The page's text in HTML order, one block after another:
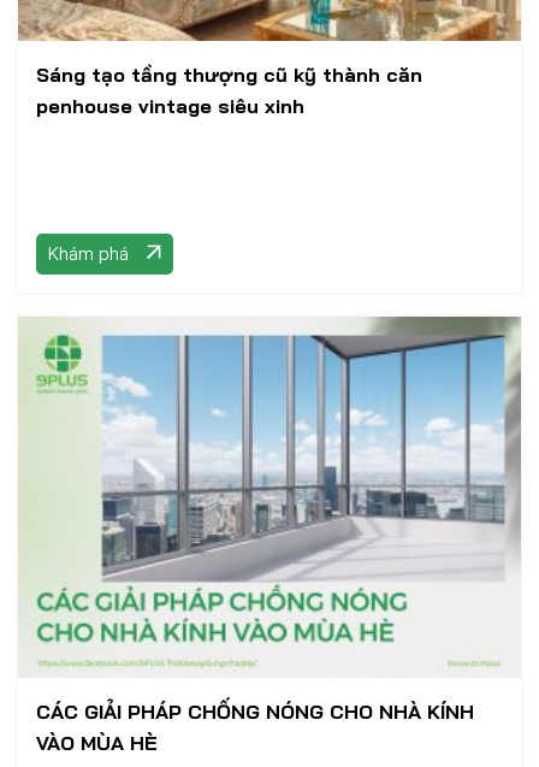
Sáng tạo tầng thượng cũ kỹ thành căn
penhouse vintage siêu xinh
Khám phá
CÁC GIẢI PHÁP CHỐNG NÓNG CHO NHÀ KÍNH
VÀO MÙA HÈ